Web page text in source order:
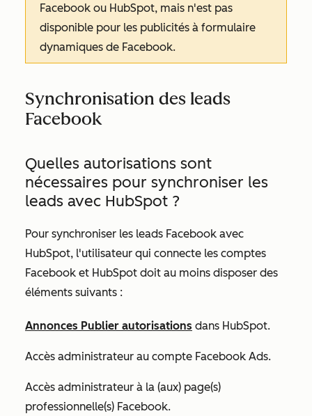
Facebook ou HubSpot, mais n'est pas
disponible pour les publicités à formulaire
dynamiques de Facebook.
Synchronisation des leads
Facebook
Quelles autorisations sont
nécessaires pour synchroniser les
leads avec HubSpot ?
Pour synchroniser les leads Facebook avec
HubSpot, l'utilisateur qui connecte les comptes
Facebook et HubSpot doit au moins disposer des
éléments suivants :
Annonces Publier autorisations dans HubSpot.
Accès administrateur au compte Facebook Ads.
Accès administrateur à la (aux) page(s)
professionnelle(s) Facebook.